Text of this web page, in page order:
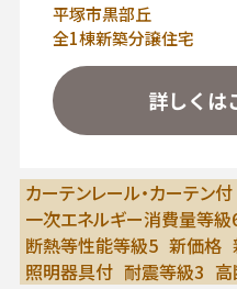
平塚市黒部丘
全1棟新築分譲住宅
詳しくは
カーテンレール・カーテン付
一次エネルギー消費量等級
断熱等性能等級5 新価格
照明器具付 耐震等級3 高